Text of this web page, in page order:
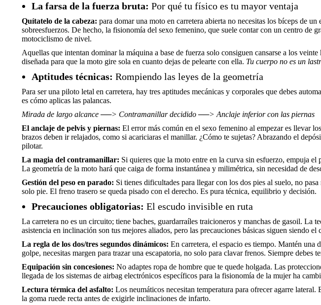
La farsa de la fuerza bruta: Por qué tu físico es tu mayor ventaja
Quítatelo de la cabeza: para domar una moto en carretera abierta no necesitas los bíceps de
sobreesfuerzos. De hecho, la fisionomía del sexo femenino, que suele contar con un centro
motociclismo de nivel.
Aquellas que intentan dominar la máquina a base de fuerza solo consiguen cansarse a los
diseñada para que la moto gire sola en cuanto dejas de pelearte con ella. Tu cuerpo no es un
Aptitudes técnicas: Rompiendo las leyes de la geometría
Para ser una piloto letal en carretera, hay tres aptitudes mecánicas y corporales que debes
es cómo aplicas las palancas.
Mirada de largo alcance ──> Contramanillar decidido ──> Anclaje inferior con las piernas
El anclaje de pelvis y piernas: El error más común en el sexo femenino al empezar es llevar
brazos deben ir relajados, como si acariciaras el manillar. ¿Cómo te sujetas? Abrazando el
pilotar.
La magia del contramanillar: Si quieres que la moto entre en la curva sin esfuerzo, empuja
La geometría de la moto hará que caiga de forma instantánea y milimétrica, sin necesidad de
Gestión del peso en parado: Si tienes dificultades para llegar con los dos pies al suelo, no
solo pie. El freno trasero se queda pisado con el derecho. Es pura técnica, equilibrio y decisión.
Precauciones obligatorias: El escudo invisible en ruta
La carretera no es un circuito; tiene baches, guardarraíles traicioneros y manchas de gasoil.
asistencia en inclinación son tus mejores aliados, pero las precauciones básicas siguen siendo el
La regla de los dos/tres segundos dinámicos: En carretera, el espacio es tiempo. Mantén una
golpe, necesitas margen para trazar una escapatoria, no solo para clavar frenos. Siempre debes
Equipación sin concesiones: No adaptes ropa de hombre que te quede holgada. Las
llegada de los sistemas de airbag electrónicos específicos para la fisionomía de la mujer ha
Lectura térmica del asfalto: Los neumáticos necesitan temperatura para ofrecer agarre
la goma ruede recta antes de exigirle inclinaciones de infarto.